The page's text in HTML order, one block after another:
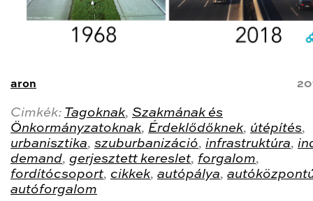
aron
Cimkék: Tagoknak, Szakmának és
Önkormányzatoknak, Érdeklődőknek, útépítés,
urbanisztika, szuburbanizáció, infrastruktúra,
demand, gerjesztett kereslet, forgalom,
fordítócsoport, cikkek, autópálya,
autóforgalom